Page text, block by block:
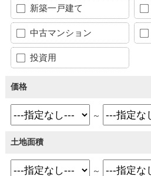
新築一戸建て
中古マンション
投資用
価格
～
土地面積
～